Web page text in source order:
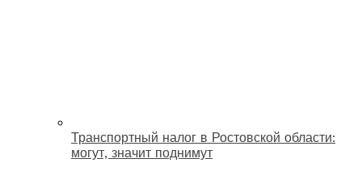
Транспортный налог в Ростовской области:
могут, значит поднимут